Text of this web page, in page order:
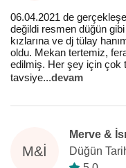
06.04.2021 de
değildi resmen düğün
kızlarına ve dj tülay
oldu. Mekan tertemiz,
edilmiş. Her şey için çok
tavsiye...devam
M&İ
Merve &
Düğün